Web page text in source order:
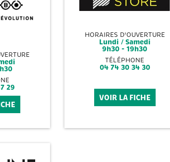
29
HORAIRES D'OUVERTURE
Lundi / Samedi
9h30 - 19h30
TÉLÉPHONE
04 74 30 34 30
VOIR LA FICHE